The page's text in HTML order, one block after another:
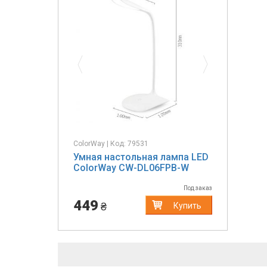
ColorWay | Код: 79531
Умная настольная лампа LED
ColorWay CW-DL06FPB-W
Под заказ
449 ₴ Купить